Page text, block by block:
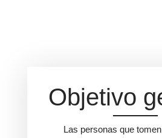
Objetivo
Las personas que